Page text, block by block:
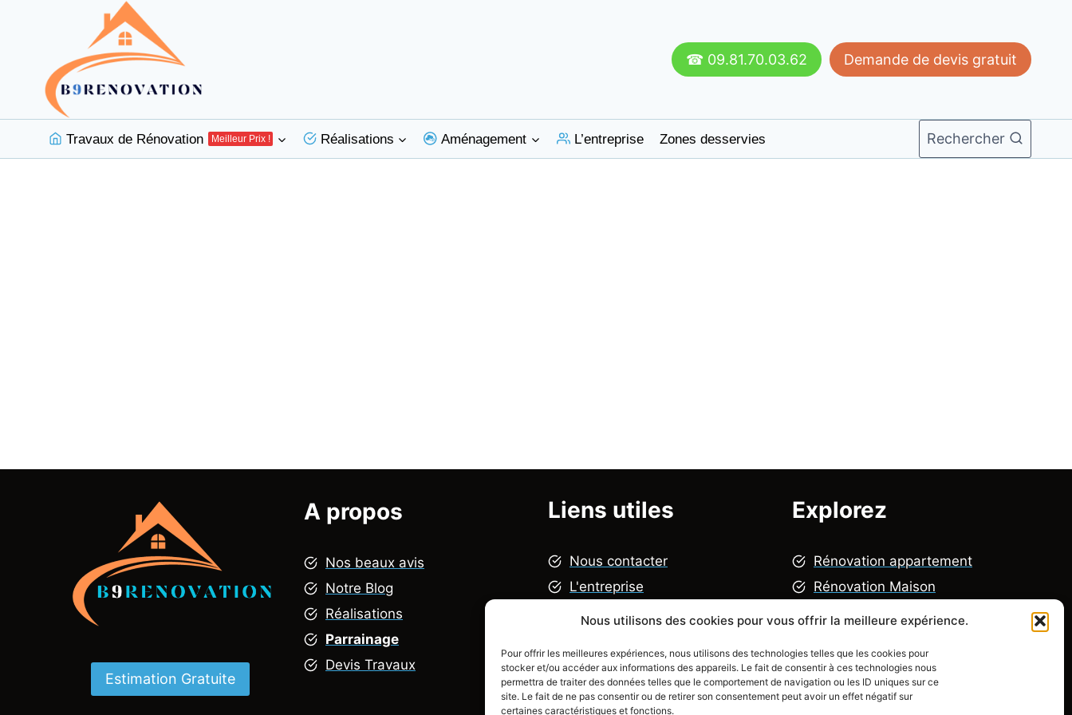
Nous utilisons des cookies pour vous offrir la meilleure expérience.
Pour offrir les meilleures expériences, nous utilisons des technologies telles que les cookies pour
stocker et/ou accéder aux informations des appareils. Le fait de consentir à ces technologies nous
permettra de traiter des données telles que le comportement de navigation ou les ID uniques sur ce
site. Le fait de ne pas consentir ou de retirer son consentement peut avoir un effet négatif sur
certaines caractéristiques et fonctions.
☎ 09.81.70.03.62 Demande de devis gratuit
Travaux de Rénovation Meilleur Prix ! Réalisations Aménagement L’entreprise Zones desservies Rechercher
Estimation Gratuite
A propos
Nos beaux avis
Notre Blog
Réalisations
Parrainage
Devis Travaux
Liens utiles
Nous contacter
L'entreprise
Mentions légales
FAQ
Explorez
Rénovation appartement
Rénovation Maison
Rénovation chambre
Rénovation cuisine